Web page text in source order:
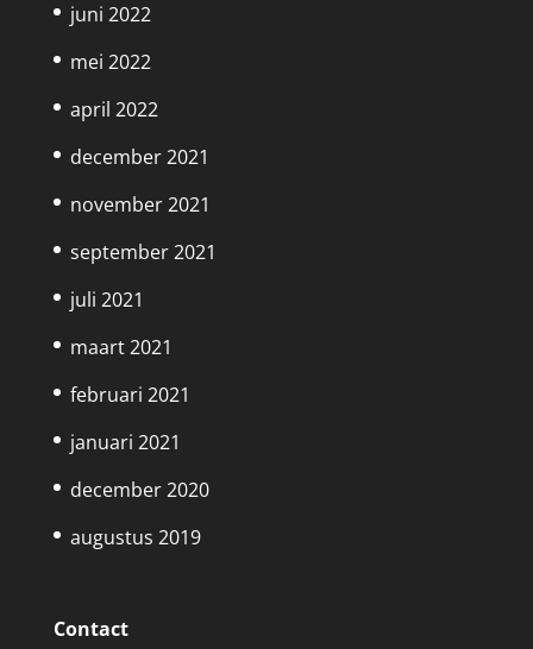
juni 2022
mei 2022
april 2022
december 2021
november 2021
september 2021
juli 2021
maart 2021
februari 2021
januari 2021
december 2020
augustus 2019
Contact